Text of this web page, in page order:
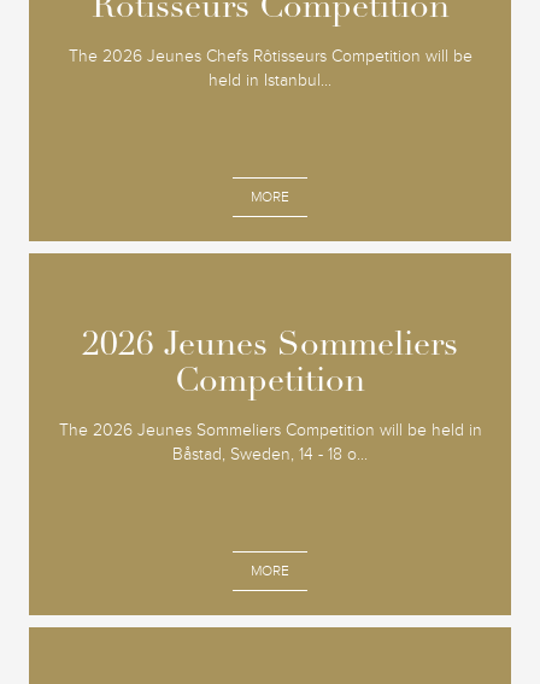
Rôtisseurs Competition
The 2026 Jeunes Chefs Rôtisseurs Competition will be
held in Istanbul...
MORE
Rôtisseurs Competition
2026 Jeunes Sommeliers
Competition
The 2026 Jeunes Sommeliers Competition will be held in
Båstad, Sweden, 14 - 18 o...
MORE
2026 Jeunes Sommeliers
Competition